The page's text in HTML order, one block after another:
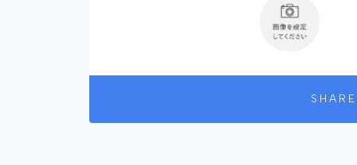
SHARE